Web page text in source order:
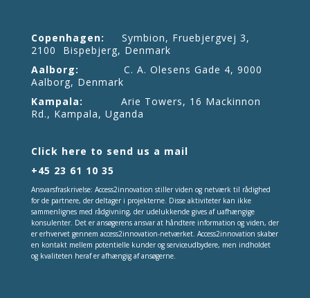
Copenhagen: Symbion, Fruebjergvej 3,
2100 Bispebjerg, Denmark
Aalborg: C. A. Olesens Gade 4, 9000
Aalborg, Denmark
Kampala: Arie Towers, 16 Mackinnon
Rd., Kampala, Uganda
Click here to send us a mail
+45 23 61 10 35
Ansvarsfraskrivelse: Access2innovation stiller viden og netværk til rådighed
for de partnere, der deltager i projekterne. Disse aktiviteter kan ikke
sammenlignes med rådgivning, der udelukkende gives af uafhængige
konsulenter. Det er ansøgerens ansvar at håndtere information og viden, der
er erhvervet gennem access2innovation-netværket. Access2innovation skaber
en kontakt mellem potentielle kunder og serviceudbydere, men indholdet
og kvaliteten heraf er afhængig af ansøgerne.